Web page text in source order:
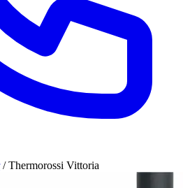
/ Thermorossi Vittoria